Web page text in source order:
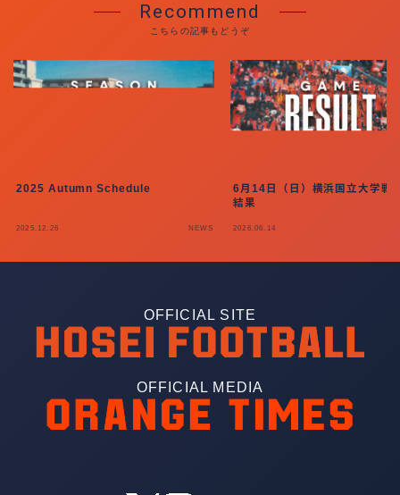
Recommend
こちらの記事もどうぞ
2025 Autumn Schedule
2025.12.26 NEWS
6月14日（日）横浜国立大学戦
結果
2026.06.14
OFFICIAL SITE
OFFICIAL MEDIA